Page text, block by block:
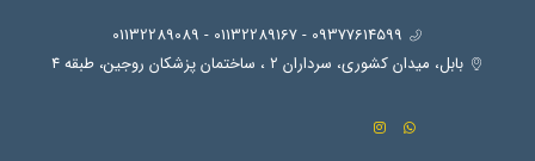
09377614599 - 01132289167 - 01132289089
بابل، ميدان كشوري، سرداران ٢ ، ساختمان پزشكان روجين، طبقه ٤